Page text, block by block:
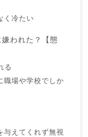
く冷たい
われた？【態
る
職場や学校でしか
与えてくれず無視